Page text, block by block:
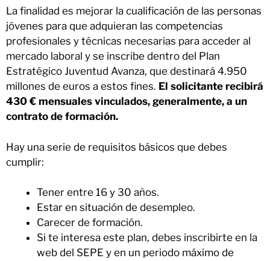
La finalidad es mejorar la cualificación de las personas
jóvenes para que adquieran las competencias
profesionales y técnicas necesarias para acceder al
mercado laboral y se inscribe dentro del Plan
Estratégico Juventud Avanza, que destinará 4.950
millones de euros a estos fines. El solicitante recibirá
430 € mensuales vinculados, generalmente, a un
contrato de formación.
Hay una serie de requisitos básicos que debes
cumplir:
Tener entre 16 y 30 años.
Estar en situación de desempleo.
Carecer de formación.
Si te interesa este plan, debes inscribirte en la
web del SEPE y en un periodo máximo de